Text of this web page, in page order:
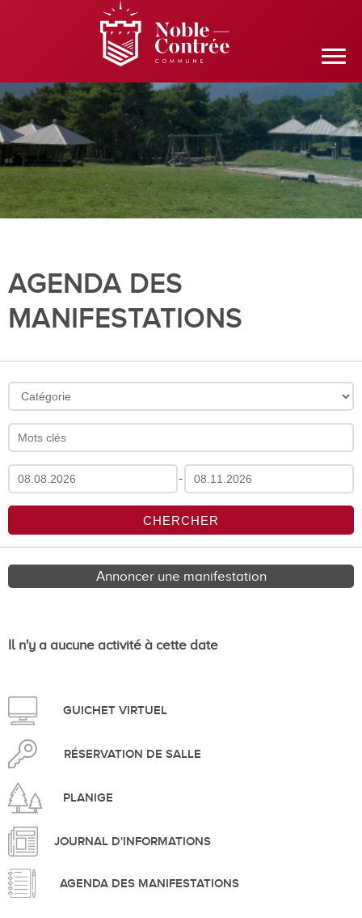
AGENDA DES
MANIFESTATIONS
-
Annoncer une manifestation
Il n'y a aucune activité à cette date
GUICHET VIRTUEL
RÉSERVATION DE SALLE
PLANIGE
JOURNAL D'INFORMATIONS
AGENDA DES MANIFESTATIONS